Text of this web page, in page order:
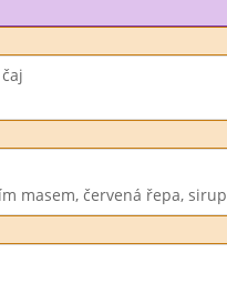
masem, červená řepa, sirup